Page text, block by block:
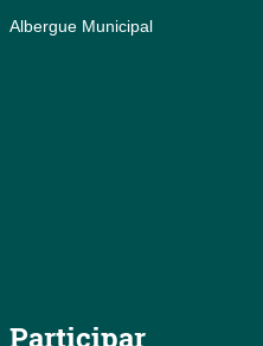
Albergue Municipal
Participar